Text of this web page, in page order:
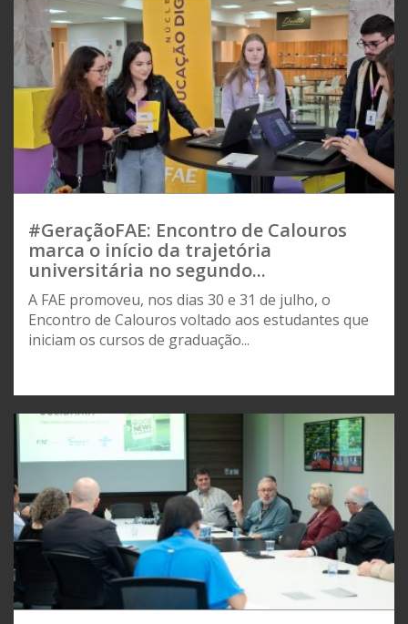
#GeraçãoFAE: Encontro de Calouros
marca o início da trajetória
universitária no segundo...
A FAE promoveu, nos dias 30 e 31 de julho, o
Encontro de Calouros voltado aos estudantes que
iniciam os cursos de graduação...